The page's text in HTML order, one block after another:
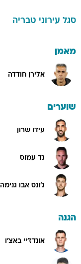
סגל עירוני טבריה
מאמן
אלירן חודדה
שוערים
עידו שרון
גד עמוס
ג'ונס אבו גנימה
הגנה
אונדז'יי באצ'ו